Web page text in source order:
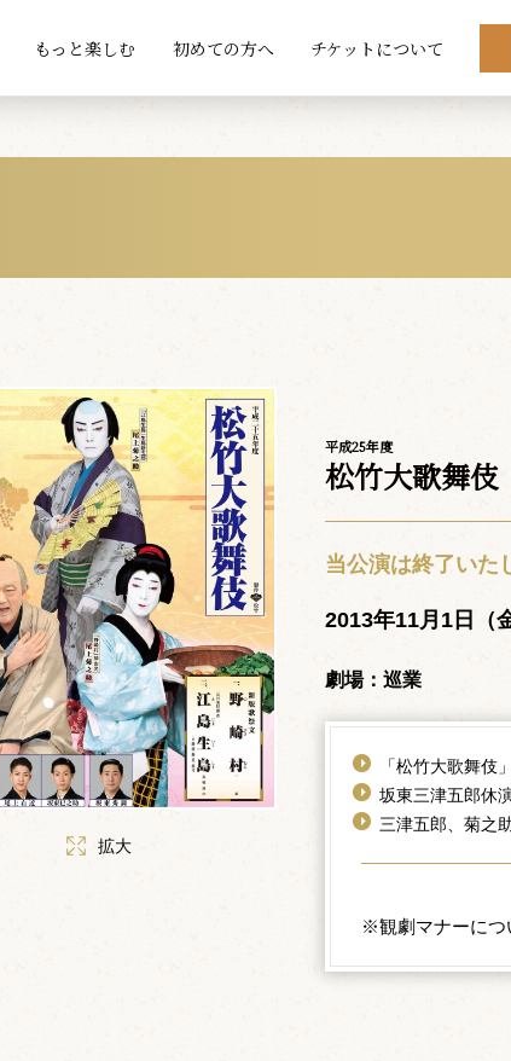
もっと楽しむ 初めての方へ チケットについて
拡大
平成25年度
松竹大歌舞伎
当公演は終了いた
2013年11月1日（
劇場：巡業
「松竹大歌舞伎
坂東三津五郎休
三津五郎、菊之
※観劇マナーにつ